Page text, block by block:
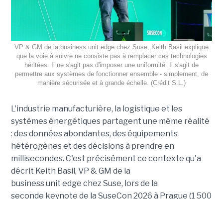
VP & GM de la business unit edge chez Suse, Keith Basil explique
que la voie à suivre ne consiste pas à remplacer ces technologies
héritées. Il ne s'agit pas d'imposer une uniformité. Il s'agit de
permettre aux systèmes de fonctionner ensemble - simplement, de
manière sécurisée et à grande échelle. (Crédit S.L.)
L'industrie manufacturière, la logistique et les
systèmes énergétiques partagent une même réalité
: des données abondantes, des équipements
hétérogènes et des décisions à prendre en
millisecondes. C'est précisément ce contexte qu'a
décrit Keith Basil, VP & GM de la
business unit edge chez Suse, lors de la
seconde keynote de la SuseCon 2026 à Prague (1 500